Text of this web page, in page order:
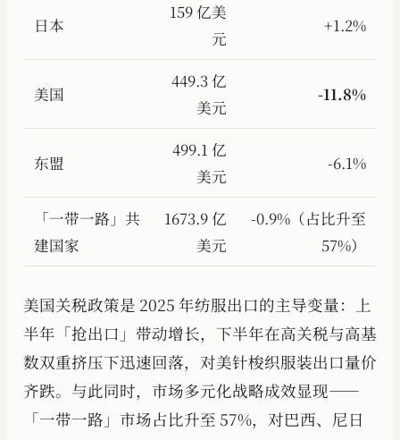
日本
159 亿美
元
+1.2%
美国
449.3 亿
美元
-11.8%
东盟
499.1 亿
美元
-6.1%
「一带一路」共
建国家
1673.9 亿
美元
-0.9%（占比升至
57%）
美国关税政策是 2025 年纺服出口的主导变量：上
半年「抢出口」带动增长，下半年在高关税与高基
数双重挤压下迅速回落，对美针梭织服装出口量价
齐跌。与此同时，市场多元化战略成效显现——
「一带一路」市场占比升至 57%，对巴西、尼日